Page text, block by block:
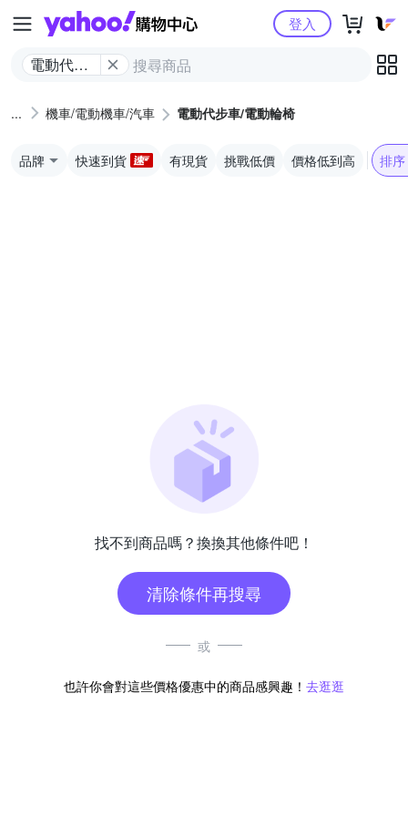
Yahoo購物中心
電動代步
椅
登入
機車/電動機車/汽車 電動代步車/電動輪椅
品牌 快速到貨 有現貨 挑戰低價 價格低到高 排序
找不到商品嗎？換換其他條件吧！
清除條件再搜尋
或
也許你會對這些價格優惠中的商品感興趣！ 去逛逛